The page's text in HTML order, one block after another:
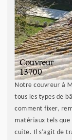
Notre couvreur à
tous les types de
comment fixer,
matériaux tels
cuite. Il s’agit de